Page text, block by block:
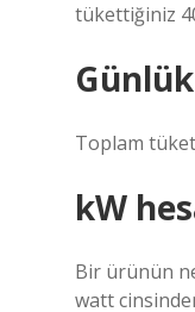
tükettiğiniz
Toplam
kW
Bir ürünün
watt